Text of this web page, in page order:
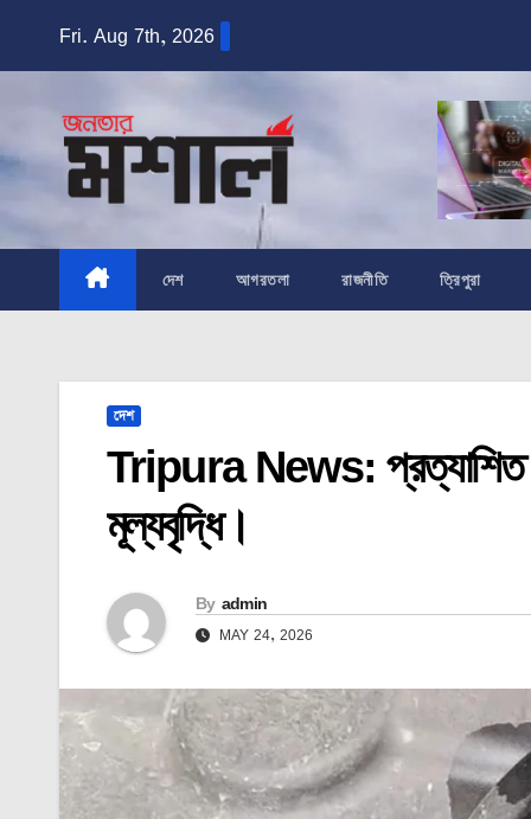
Fri. Aug 7th, 2026
দেশ আগরতলা রাজনীতি ত্রিপুরা
দেশ
Tripura News: প্রত্যাশিত
মূল্যবৃদ্ধি।
By admin
MAY 24, 2026